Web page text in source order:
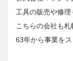
工具の販売や修理
こちらの会社も
63年から事業をス